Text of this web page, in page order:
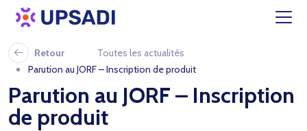
Retour
Toutes les actualités
Parution au JORF – Inscription de produit
Parution au JORF – Inscription
de produit